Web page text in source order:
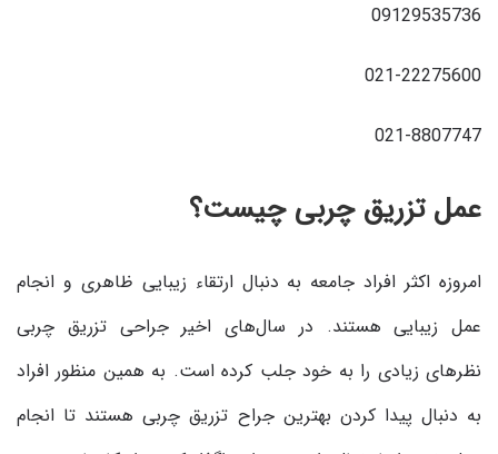
09129535736
021-22275600
021-8807747
عمل تزریق چربی چیست؟
امروزه اکثر افراد جامعه به دنبال ارتقاء زیبایی ظاهری و انجام
عمل زیبایی هستند. در سال‌های اخیر جراحی تزریق چربی
نظرهای زیادی را به خود جلب کرده است. به همین منظور افراد
به دنبال پیدا کردن بهترین جراح تزریق چربی هستند تا انجام